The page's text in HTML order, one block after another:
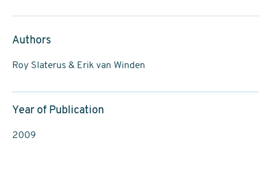
Authors
Roy Slaterus & Erik van Winden
Year of Publication
2009